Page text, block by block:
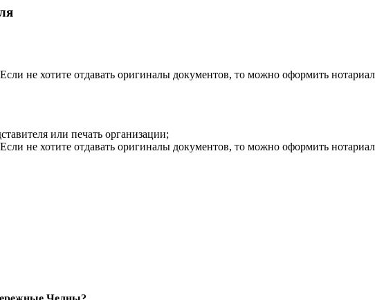
не хотите отдавать оригиналы документов, то можно оформить
или печать организации;
не хотите отдавать оригиналы документов, то можно оформить